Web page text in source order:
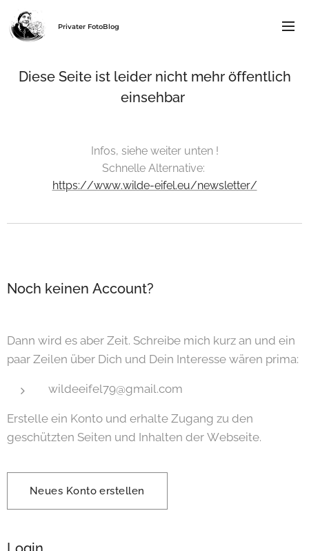
Privater FotoBlog
Diese Seite ist leider nicht mehr öffentlich
einsehbar
Infos, siehe weiter unten !
Schnelle Alternative:
https://www.wilde-eifel.eu/newsletter/
Noch keinen Account?
Dann wird es aber Zeit. Schreibe mich kurz an und ein
paar Zeilen über Dich und Dein Interesse wären prima:
wildeeifel79@gmail.com
Erstelle ein Konto und erhalte Zugang zu den
geschützten Seiten und Inhalten der Webseite.
Neues Konto erstellen